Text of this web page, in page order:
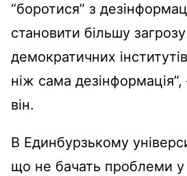
“боротися” з
становити більшу
демократичних
ніж сама
він.
В Единбурзькому
що не бачать проблеми